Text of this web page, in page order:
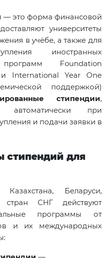
— это форма финансовой
университеты
в учёбе, а также для
иностранных
Foundation
и International Year One
поддержкой)
стипендии,
автоматически при
и подачи заявки в
стипендий для
Беларуси,
стран СНГ действуют
программы от
и их международных